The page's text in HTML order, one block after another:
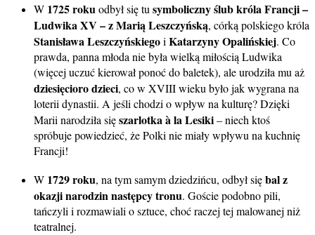
W 1725 rokuodbył się tusymboliczny ślub króla Francji –
Ludwika XV – z Marią Leszczyńską, córką polskiego króla
Stanisława LeszczyńskiegoiKatarzyny Opalińskiej. Co
prawda, panna młoda nie była wielką miłością Ludwika
(więcej uczuć kierował ponoć do baletek), ale urodziła mu aż
dziesięcioro dzieci, co w XVIII wieku było jak wygrana na
loterii dynastii. A jeśli chodzi o wpływ na kulturę? Dzięki
Marii narodziła sięszarlotka à la Lesiki– niech ktoś
spróbuje powiedzieć, że Polki nie miały wpływu na kuchnię
Francji!
W 1729 roku, na tym samym dziedzińcu, odbył siębal z
okazji narodzin następcy tronu. Goście podobno pili,
tańczyli i rozmawiali o sztuce, choć raczej tej malowanej niż
teatralnej.